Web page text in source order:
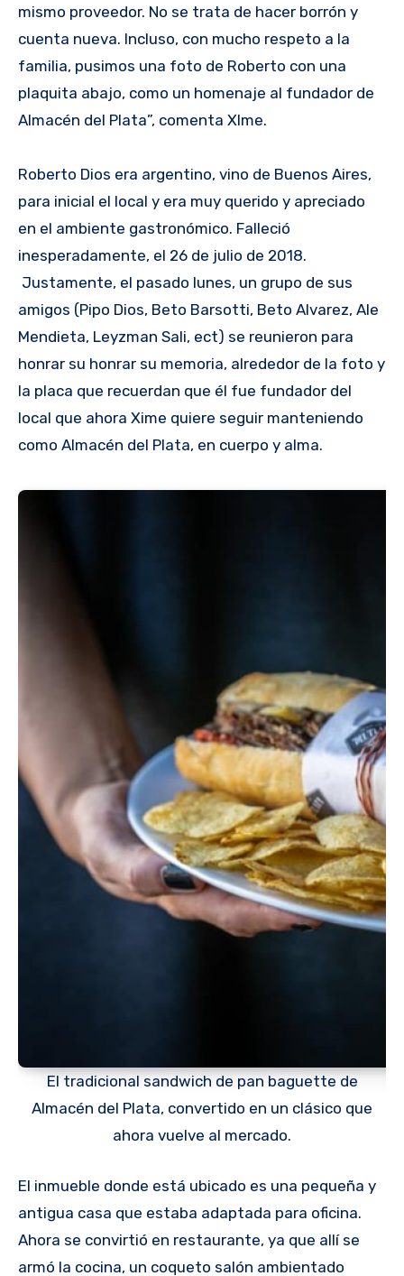
mismo proveedor. No se trata de hacer borrón y
cuenta nueva. Incluso, con mucho respeto a la
familia, pusimos una foto de Roberto con una
plaquita abajo, como un homenaje al fundador de
Almacén del Plata”, comenta XIme.
Roberto Dios era argentino, vino de Buenos Aires,
para inicial el local y era muy querido y apreciado
en el ambiente gastronómico. Falleció
inesperadamente, el 26 de julio de 2018.
Justamente, el pasado lunes, un grupo de sus
amigos (Pipo Dios, Beto Barsotti, Beto Alvarez, Ale
Mendieta, Leyzman Sali, ect) se reunieron para
honrar su honrar su memoria, alrededor de la foto y
la placa que recuerdan que él fue fundador del
local que ahora Xime quiere seguir manteniendo
como Almacén del Plata, en cuerpo y alma.
El tradicional sandwich de pan baguette de
Almacén del Plata, convertido en un clásico que
ahora vuelve al mercado.
El inmueble donde está ubicado es una pequeña y
antigua casa que estaba adaptada para oficina.
Ahora se convirtió en restaurante, ya que allí se
armó la cocina, un coqueto salón ambientado